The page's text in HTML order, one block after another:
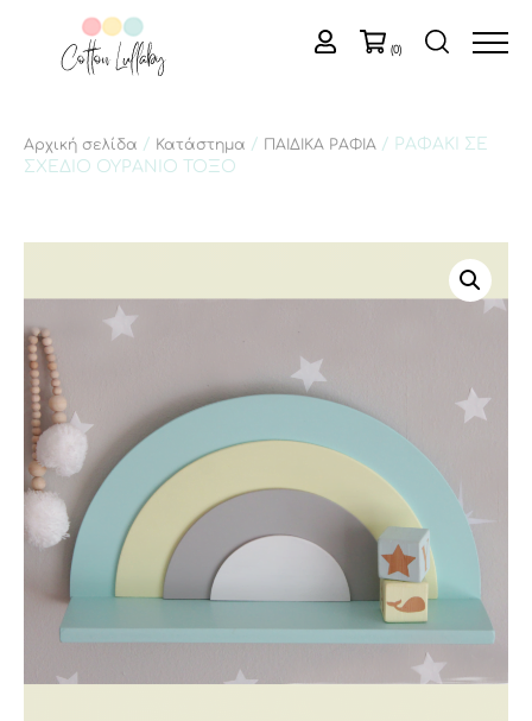
(0)
Αρχική σελίδα / Κατάστημα / ΠΑΙΔΙΚΑ ΡΑΦΙΑ / ΡΑΦΑΚΙ ΣΕ
ΣΧΕΔΙΟ ΟΥΡΑΝΙΟ ΤΟΞΟ